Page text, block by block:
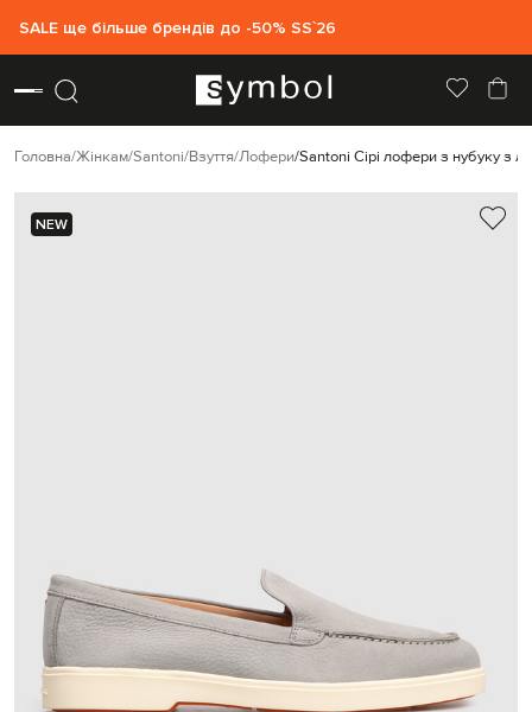
SALE ще більше брендів до -50% SS`26
Головна Жінкам Santoni Взуття Лофери Santoni Сірі лофери з нубуку з
NEW